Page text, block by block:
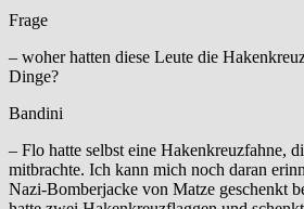
Frage
– woher hatten diese Leute die
Dinge?
Bandini
– Flo hatte selbst eine Hakenkreuzfahne,
mitbrachte. Ich kann mich noch daran
Nazi-Bomberjacke von Matze geschenkt